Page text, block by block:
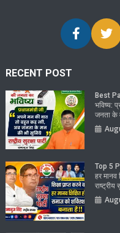
RECENT POST
Best
भविष्य:
जनता के
Top 5
हर मानव
राष्ट्रीय